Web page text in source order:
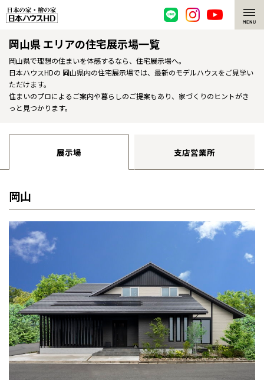
脱炭素・檜の家
環境にやさしい、脱炭素社会の住宅
檜・木造住宅
耐震構造
高断熱・高気密の家
エネルギー自給自足
ZEH特集
感謝訪問・長期保証
直営工事
1メーターモジュール
選ばれる理由
檜の魅力
檜の魅力 トップ
1000年を超えて生きる檜
知られざる檜の効果・作用
檜の住まいデザイン
理想の木材「檜」
注文住宅
グレートステージ
クレステージ
施工事例
平屋の家
外観・インテリア集
WEB住宅展示場
リフォーム
リフォーム トップ
リフォームメニュー
選ばれる理由
リフォームの流れ
介護保険利用で快適リフォーム
資産活用
資産活用 トップ
賃貸併用住宅のメリット
安心のサポートシステム
商品紹介
買取サービス
分譲住宅・土地
分譲マンション
分譲マンション トップ
トランクルーム
岡山県 エリアの住宅展示場一覧
岡山県で理想の住まいを体感するなら、住宅展示場へ。
日本ハウスHDの 岡山県内の住宅展示場では、最新のモデルハウスをご見学い
ただけます。
住まいのプロによるご案内や暮らしのご提案もあり、家づくりのヒントがき
っと見つかります。
展示場 支店営業所
岡山